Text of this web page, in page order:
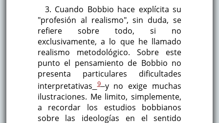
3. Cuando Bobbio hace explícita su
"profesión al realismo", sin duda, se
refiere sobre todo, si no
exclusivamente, a lo que he llamado
realismo metodológico. Sobre este
punto el pensamiento de Bobbio no
presenta particulares dificultades
interpretativas
9 y no exige muchas
ilustraciones. Me limito, simplemente,
a recordar los estudios bobbianos
sobre las ideologías en el sentido